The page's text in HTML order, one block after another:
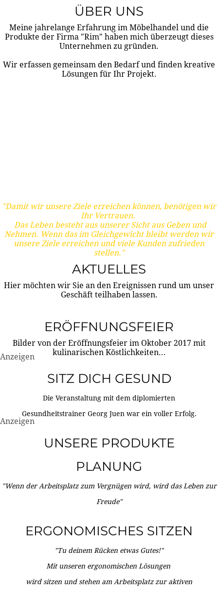
ÜBER UNS
Meine jahrelange Erfahrung im Möbelhandel und die
Produkte der Firma "Rim" haben mich überzeugt dieses
Unternehmen zu gründen.
Wir erfassen gemeinsam den Bedarf und finden kreative
Lösungen für Ihr Projekt.
"Damit wir unsere Ziele erreichen können, benötigen wir
Ihr Vertrauen.
Das Leben besteht aus unserer Sicht aus Geben und
Nehmen. Wenn das im Gleichgewicht bleibt werden wir
unsere Ziele erreichen und viele Kunden zufrieden
stellen."
AKTUELLES
Hier möchten wir Sie an den Ereignissen rund um unser
Geschäft teilhaben lassen.
ERÖFFNUNGSFEIER
Bilder von der Eröffnungsfeier im Oktober 2017 mit
kulinarischen Köstlichkeiten...
Anzeigen
SITZ DICH GESUND
Die Veranstaltung mit dem diplomierten
Gesundheitstrainer Georg Juen war ein voller Erfolg.
Anzeigen
UNSERE PRODUKTE
PLANUNG
"Wenn der Arbeitsplatz zum Vergnügen wird, wird das Leben zur
Freude"
ERGONOMISCHES SITZEN
"Tu deinem Rücken etwas Gutes!"
Mit unseren ergonomischen Lösungen
wird sitzen und stehen am Arbeitsplatz zur aktiven